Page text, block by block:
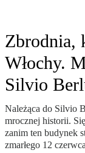
Zbrodnia,
Włochy.
Silvio
Należąca do Silvio
mrocznej historii.
zanim ten budynek
zmarłego 12